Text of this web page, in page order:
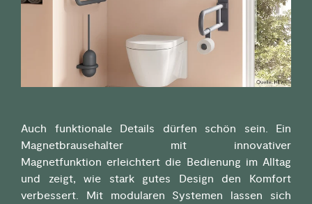
Auch funktionale Details dürfen schön sein. Ein
Magnetbrausehalter mit innovativer
Magnetfunktion erleichtert die Bedienung im Alltag
und zeigt, wie stark gutes Design den Komfort
verbessert. Mit modularen Systemen lassen sich